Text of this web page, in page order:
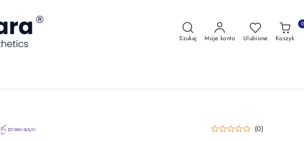
Szukaj Moje konto Ulubione Koszyk
0
NAZWA
PRODUCENTA: (0)